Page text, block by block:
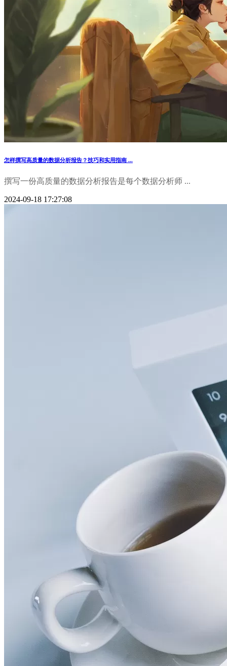
怎样撰写高质量的数据分析报告？技巧和实用指南 ...
撰写一份高质量的数据分析报告是每个数据分析师 ...
2024-09-18 17:27:08